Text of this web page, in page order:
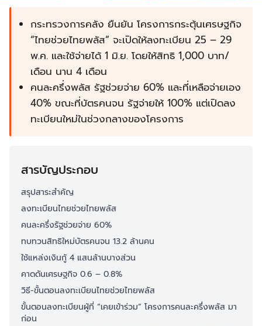
กระทรวงการคลัง ยืนยัน โครงการกระตุ้นเศรษฐกิจ
“ไทยช่วยไทยพลัส” จะเปิดให้ลงทะเบียน 25 – 29
พ.ค. และใช้จ่ายได้ 1 มิ.ย. โดยให้สิทธิ 1,000 บาท/
เดือน นาน 4 เดือน
คนละครึ่งพลัส รัฐช่วยจ่าย 60% และที่เหลือจ่ายเอง
40% ขณะที่บัตรคนจน รัฐจ่ายให้ 100% แต่เปิดลง
ทะเบียนใหม่ในช่วงกลางของโครงการ
สารบัญประกอบ
สรุปสาระสำคัญ
ลงทะเบียนไทยช่วยไทยพลัส
คนละครึ่งรัฐช่วยจ่าย 60%
ทบทวนสิทธิใหม่บัตรคนจน 13.2 ล้านคน
ใช้แหล่งเงินกู้ 4 แสนล้านบางส่วน
คาดดันเศรษฐกิจ 0.6 – 0.8%
วิธี-ขั้นตอนลงทะเบียนไทยช่วยไทยพลัส
ขั้นตอนลงทะเบียนผู้ที่ “เคยเข้าร่วม” โครงการคนละครึ่งพลัส มา
ก่อน